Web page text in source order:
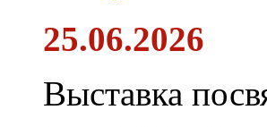
25.06.2026
Выставка